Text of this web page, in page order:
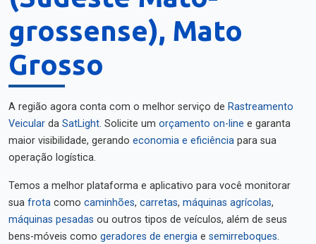
grossense), Mato
Grosso
A região agora conta com o melhor serviço de Rastreamento
Veicular da SatLight. Solicite um orçamento on-line e garanta
maior visibilidade, gerando economia e eficiência para sua
operação logística.
Temos a melhor plataforma e aplicativo para você monitorar
sua frota como caminhões, carretas, máquinas agrícolas,
máquinas pesadas ou outros tipos de veículos, além de seus
bens-móveis como geradores de energia e semirreboques.